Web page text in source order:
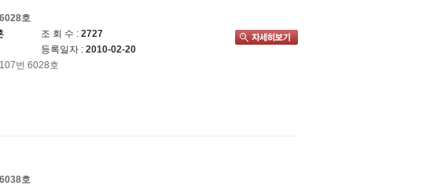
호
조 회 수 : 2727
등록일자 : 2010-02-20
번 6028호
호